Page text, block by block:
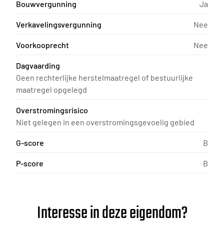
Bouwvergunning Ja
Verkavelingsvergunning Nee
Voorkooprecht Nee
Dagvaarding
Geen rechterlijke herstelmaatregel of bestuurlijke
maatregel opgelegd
Overstromingsrisico
Niet gelegen in een overstromingsgevoelig gebied
G-score B
P-score B
Interesse in deze eigendom?